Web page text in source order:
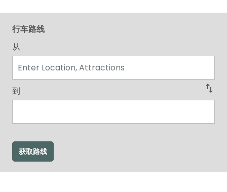
行车路线
从
到 swap_vert
获取路线